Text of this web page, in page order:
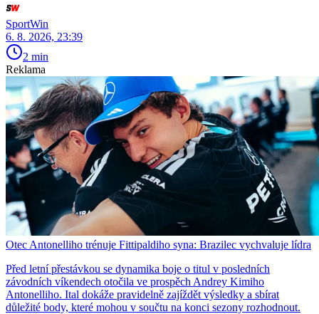
SportWin
6. 8. 2026, 23:39
2 min
Reklama
Otec Antonelliho trénuje Fittipaldiho syna: Brazilec vychvaluje lídra
Před letní přestávkou se dynamika boje o titul v posledních
závodních víkendech otočila ve prospěch Andrey Kimiho
Antonelliho. Ital dokáže pravidelně zajíždět výsledky a sbírat
důležité body, které mohou v součtu na konci sezony rozhodnout.